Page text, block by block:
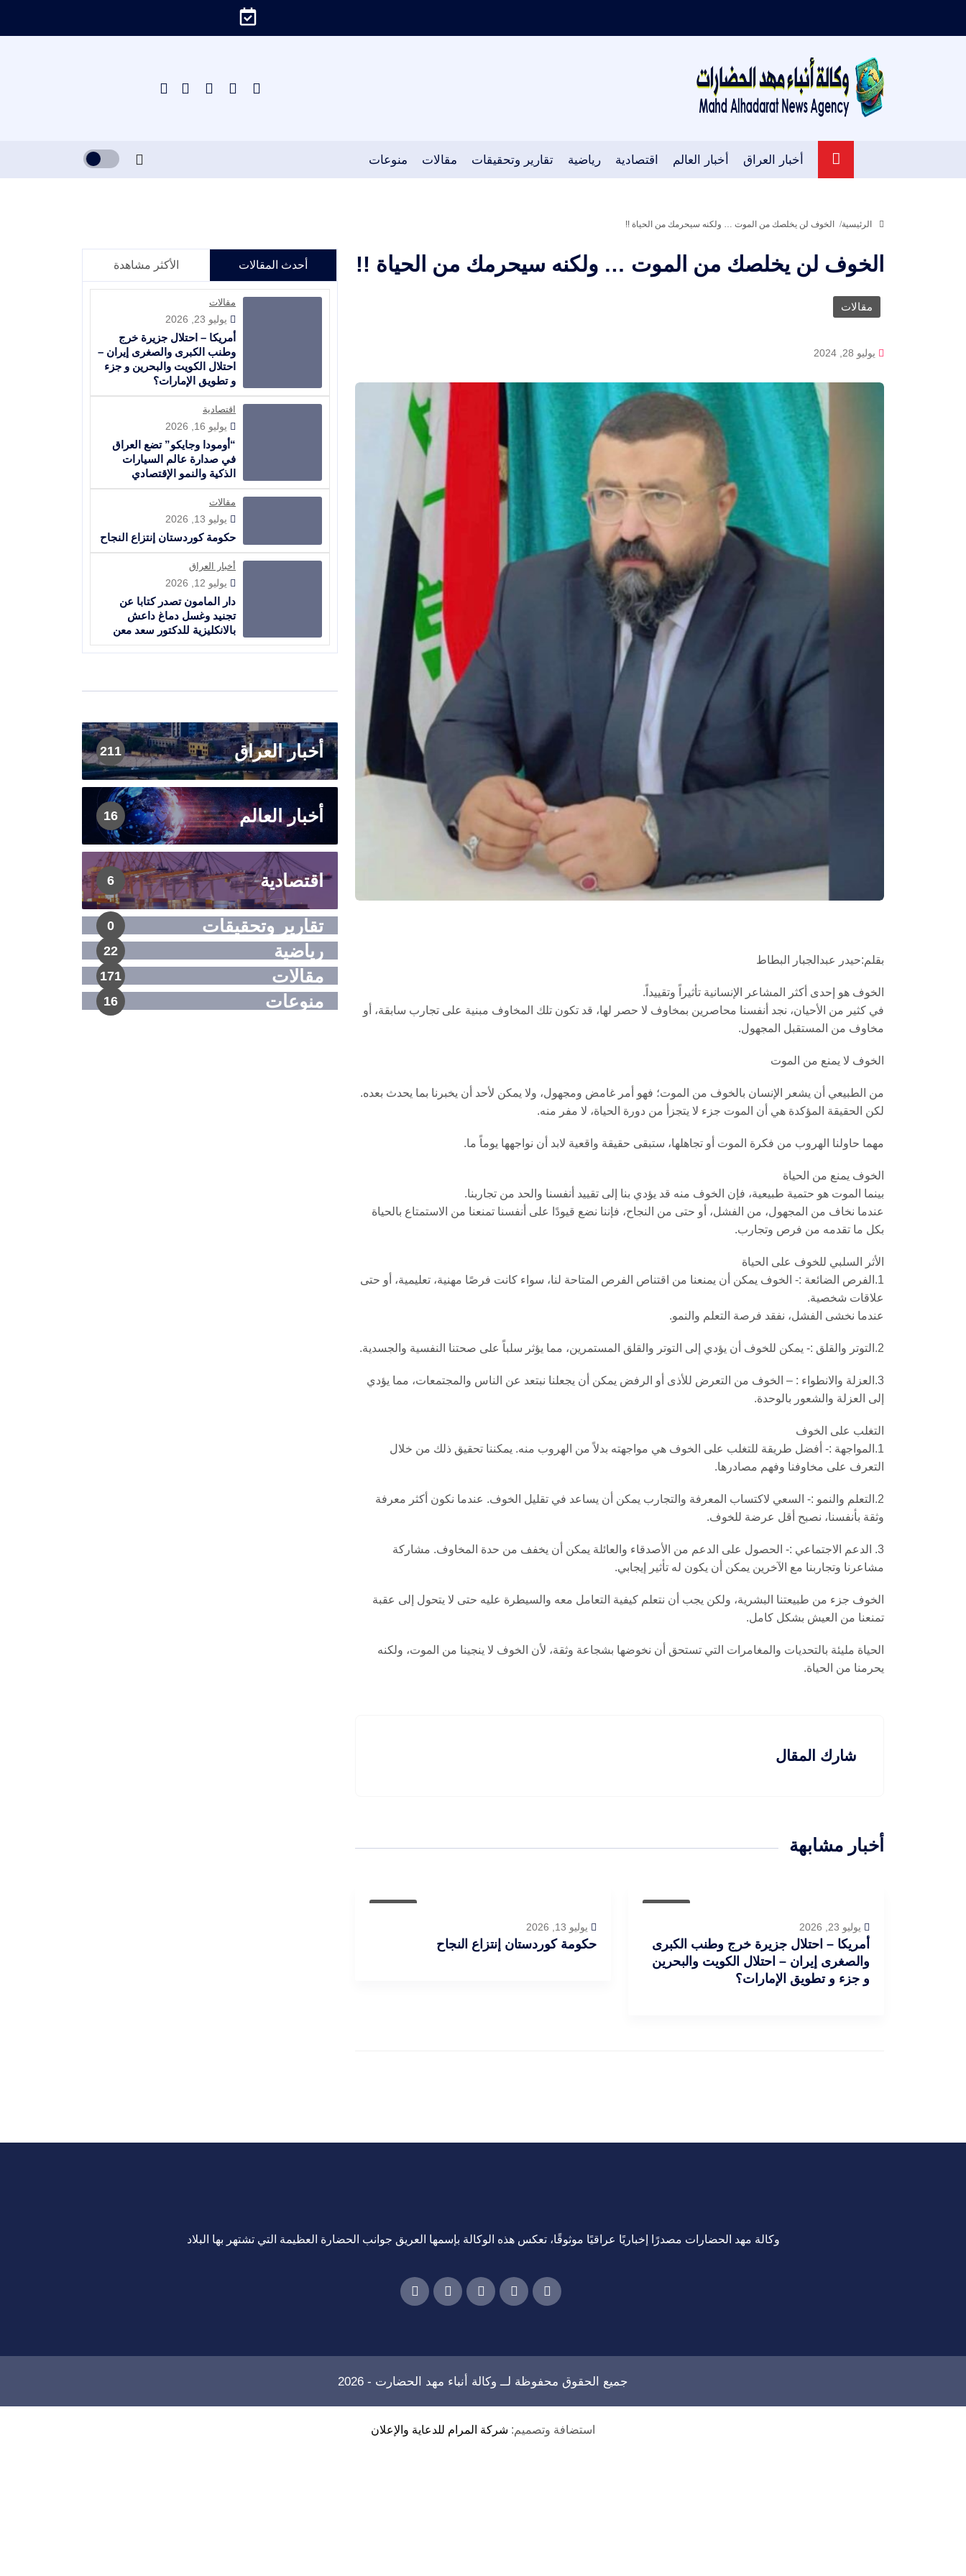
أخبار العراق أخبار العالم اقتصادية رياضية تقارير وتحقيقات مقالات منوعات
الرئيسية الخوف لن يخلصك من الموت … ولكنه سيحرمك من الحياة !!
الخوف لن يخلصك من الموت … ولكنه سيحرمك من الحياة !!
مقالات
يوليو 28, 2024
بقلم:حيدر عبدالجبار البطاط
الخوف هو إحدى أكثر المشاعر الإنسانية تأثيراً وتقييداً.
في كثير من الأحيان، نجد أنفسنا محاصرين بمخاوف لا حصر لها، قد تكون تلك المخاوف مبنية على تجارب سابقة، أو
مخاوف من المستقبل المجهول.
الخوف لا يمنع من الموت
من الطبيعي أن يشعر الإنسان بالخوف من الموت؛ فهو أمر غامض ومجهول، ولا يمكن لأحد أن يخبرنا بما يحدث بعده.
لكن الحقيقة المؤكدة هي أن الموت جزء لا يتجزأ من دورة الحياة، لا مفر منه.
مهما حاولنا الهروب من فكرة الموت أو تجاهلها، ستبقى حقيقة واقعية لابد أن نواجهها يوماً ما.
الخوف يمنع من الحياة
بينما الموت هو حتمية طبيعية، فإن الخوف منه قد يؤدي بنا إلى تقييد أنفسنا والحد من تجاربنا.
عندما نخاف من المجهول، من الفشل، أو حتى من النجاح، فإننا نضع قيودًا على أنفسنا تمنعنا من الاستمتاع بالحياة
بكل ما تقدمه من فرص وتجارب.
الأثر السلبي للخوف على الحياة
1.الفرص الضائعة :- الخوف يمكن أن يمنعنا من اقتناص الفرص المتاحة لنا، سواء كانت فرصًا مهنية، تعليمية، أو حتى
علاقات شخصية.
عندما نخشى الفشل، نفقد فرصة التعلم والنمو.
2.التوتر والقلق :- يمكن للخوف أن يؤدي إلى التوتر والقلق المستمرين، مما يؤثر سلباً على صحتنا النفسية والجسدية.
3.العزلة والانطواء : – الخوف من التعرض للأذى أو الرفض يمكن أن يجعلنا نبتعد عن الناس والمجتمعات، مما يؤدي
إلى العزلة والشعور بالوحدة.
التغلب على الخوف
1.المواجهة :- أفضل طريقة للتغلب على الخوف هي مواجهته بدلاً من الهروب منه. يمكننا تحقيق ذلك من خلال
التعرف على مخاوفنا وفهم مصادرها.
2.التعلم والنمو :- السعي لاكتساب المعرفة والتجارب يمكن أن يساعد في تقليل الخوف. عندما نكون أكثر معرفة
وثقة بأنفسنا، نصبح أقل عرضة للخوف.
3. الدعم الاجتماعي :- الحصول على الدعم من الأصدقاء والعائلة يمكن أن يخفف من حدة المخاوف. مشاركة
مشاعرنا وتجاربنا مع الآخرين يمكن أن يكون له تأثير إيجابي.
الخوف جزء من طبيعتنا البشرية، ولكن يجب أن نتعلم كيفية التعامل معه والسيطرة عليه حتى لا يتحول إلى عقبة
تمنعنا من العيش بشكل كامل.
الحياة مليئة بالتحديات والمغامرات التي تستحق أن نخوضها بشجاعة وثقة، لأن الخوف لا ينجينا من الموت، ولكنه
يحرمنا من الحياة.
شارك المقال
أخبار مشابهة
يوليو 23, 2026
أمريكا – احتلال جزيرة خرج وطنب الكبرى
والصغرى إيران – احتلال الكويت والبحرين
و جزء و تطويق الإمارات؟
يوليو 13, 2026
حكومة كوردستان إنتزاع النجاح
أحدث المقالات الأكثر مشاهدة
مقالات
يوليو 23, 2026
أمريكا – احتلال جزيرة خرج
وطنب الكبرى والصغرى إيران –
احتلال الكويت والبحرين و جزء
و تطويق الإمارات؟
اقتصادية
يوليو 16, 2026
“أومودا وجايكو” تضع العراق
في صدارة عالم السيارات
الذكية والنمو الإقتصادي
مقالات
يوليو 13, 2026
حكومة كوردستان إنتزاع النجاح
أخبار العراق
يوليو 12, 2026
دار المامون تصدر كتابا عن
تجنيد وغسل دماغ داعش
بالانكليزية للدكتور سعد معن
أخبار العراق 211
أخبار العالم 16
اقتصادية 6
تقارير وتحقيقات 0
رياضية 22
مقالات 171
منوعات 16
وكالة مهد الحضارات مصدرًا إخباريًا عراقيًا موثوقًا، تعكس هذه الوكالة بإسمها العريق جوانب الحضارة العظيمة التي تشتهر بها البلاد
جميع الحقوق محفوظة لــ وكالة أنباء مهد الحضارت - 2026
استضافة وتصميم: شركة المرام للدعاية والإعلان